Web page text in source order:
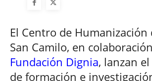
El Centro de Humanización
San Camilo, en
Fundación Dignia, lanzan
de formación e